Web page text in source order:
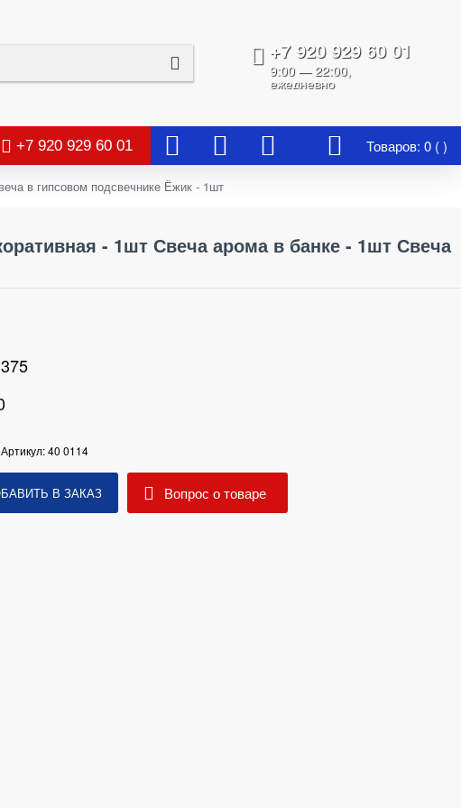
+7 920 929 60 01
9:00 — 22:00,
ежедневно
+7 920 929 60 01 Товаров: 0 ( )
в гипсовом подсвечнике Ёжик - 1шт
- 1шт Свеча арома в банке - 1шт Свеча
Артикул:40 0114
В ЗАКАЗ Вопрос о товаре